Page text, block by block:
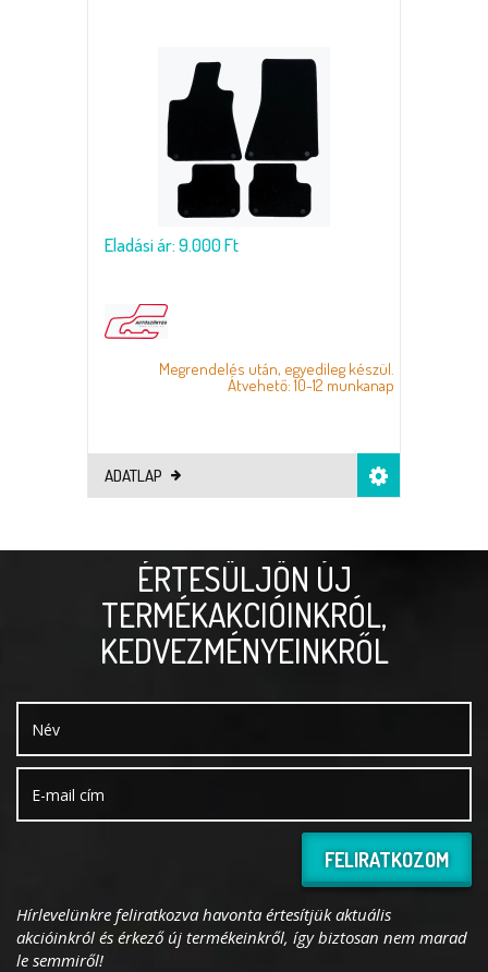
Eladási ár: 9.000 Ft
Megrendelés után, egyedileg készül.
Átvehető: 10-12 munkanap
ADATLAP
ÉRTESÜLJÖN ÚJ
TERMÉKAKCIÓINKRÓL,
KEDVEZMÉNYEINKRŐL
FELIRATKOZOM
Hírlevelünkre feliratkozva havonta értesítjük aktuális
akcióinkról és érkező új termékeinkről, így biztosan nem marad
le semmiről!